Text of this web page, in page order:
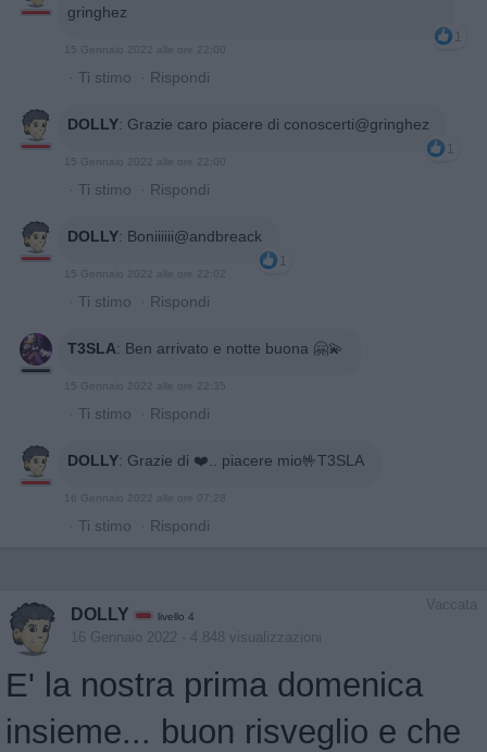
gringhez
1
15 Gennaio 2022 alle ore 22:00
· Ti stimo · Rispondi
DOLLY: Grazie caro piacere di conoscerti@gringhez
1
15 Gennaio 2022 alle ore 22:00
· Ti stimo · Rispondi
DOLLY: Boniiiiii@andbreack
1
15 Gennaio 2022 alle ore 22:02
· Ti stimo · Rispondi
T3SLA: Ben arrivato e notte buona 🤗💫
15 Gennaio 2022 alle ore 22:35
· Ti stimo · Rispondi
DOLLY: Grazie di ❤️.. piacere mio🤟T3SLA
16 Gennaio 2022 alle ore 07:28
· Ti stimo · Rispondi
Vaccata
DOLLY livello 4
16 Gennaio 2022 - 4.848 visualizzazioni
E' la nostra prima domenica
insieme... buon risveglio e che